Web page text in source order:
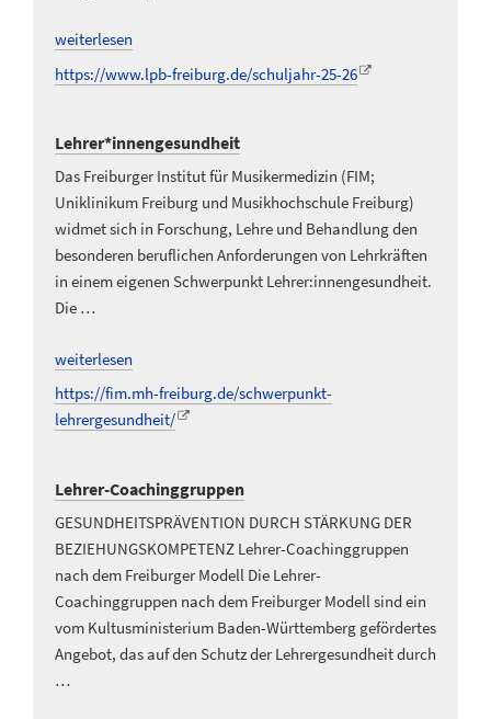
weiterlesen
https://www.lpb-freiburg.de/schuljahr-25-26
Lehrer*innengesundheit
Das Freiburger Institut für Musikermedizin (FIM;
Uniklinikum Freiburg und Musikhochschule Freiburg)
widmet sich in Forschung, Lehre und Behandlung den
besonderen beruflichen Anforderungen von Lehrkräften
in einem eigenen Schwerpunkt Lehrer:innengesundheit.
Die …
weiterlesen
https://fim.mh-freiburg.de/schwerpunkt-
lehrergesundheit/
Lehrer-Coachinggruppen
GESUNDHEITS­PRÄVENTION DURCH STÄRKUNG DER
BEZIEHUNGS­KOMPETENZ Lehrer-Coachinggruppen
nach dem Freiburger Modell Die Lehrer-
Coachinggruppen nach dem Freiburger Modell sind ein
vom Kultusministerium Baden-Württemberg gefördertes
Angebot, das auf den Schutz der Lehrergesundheit durch
…